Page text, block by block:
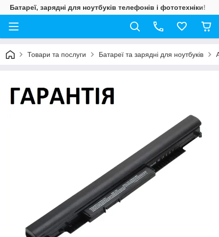
Батареї, зарядні для ноутбуків телефонів і фототехніки!
Товари та послуги Батареї та зарядні для ноутбуків